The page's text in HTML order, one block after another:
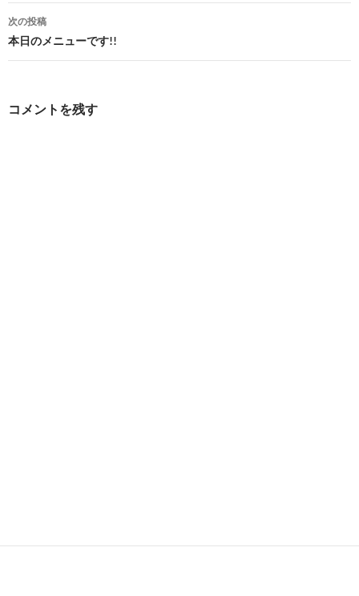
ナ
ビ
次の投稿
本日のメニューです!!
コメントを残す